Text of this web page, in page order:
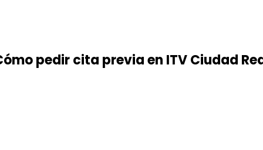
pedir cita previa en ITV Ciudad